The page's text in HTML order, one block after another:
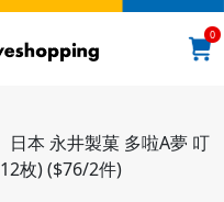
0
日本 永井製菓 多啦A夢 叮
枚) ($76/2件)